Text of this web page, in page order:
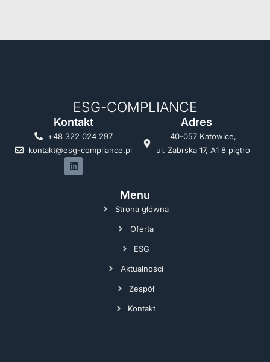
ESG-COMPLIANCE
Kontakt
+48 322 024 297
kontakt@esg-compliance.pl
Adres
40-057 Katowice,
ul. Zabrska 17, A1 8 piętro
Menu
Strona główna
Oferta
ESG
Aktualności
Zespół
Kontakt